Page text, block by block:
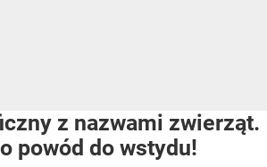
z nazwami zwierząt.
powód do wstydu!